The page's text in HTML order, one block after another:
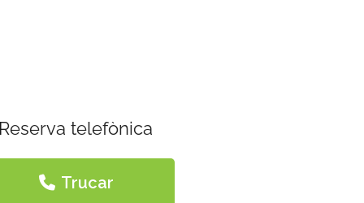
telefònica
Trucar